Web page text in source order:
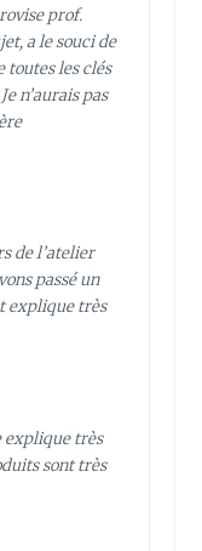
prof.
a le souci de
toutes les clés
n’aurais pas
de l’atelier
passé un
explique très
explique très
sont très